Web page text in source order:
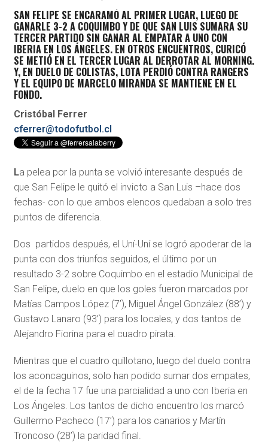
SAN FELIPE SE ENCARAMÓ AL PRIMER LUGAR, LUEGO DE
GANARLE 3-2 A COQUIMBO Y DE QUE SAN LUIS SUMARA SU
TERCER PARTIDO SIN GANAR AL EMPATAR A UNO CON
IBERIA EN LOS ÁNGELES. EN OTROS ENCUENTROS, CURICÓ
SE METIÓ EN EL TERCER LUGAR AL DERROTAR AL MORNING.
Y, EN DUELO DE COLISTAS, LOTA PERDIÓ CONTRA RANGERS
Y EL EQUIPO DE MARCELO MIRANDA SE MANTIENE EN EL
FONDO.
Cristóbal Ferrer
cferrer@todofutbol.cl
La pelea por la punta se volvió interesante después de
que San Felipe le quitó el invicto a San Luis –hace dos
fechas- con lo que ambos elencos quedaban a solo tres
puntos de diferencia.
Dos partidos después, el Uní-Uní se logró apoderar de la
punta con dos triunfos seguidos, el último por un
resultado 3-2 sobre Coquimbo en el estadio Municipal de
San Felipe, duelo en que los goles fueron marcados por
Matías Campos López (7’), Miguel Ángel González (88’) y
Gustavo Lanaro (93’) para los locales, y dos tantos de
Alejandro Fiorina para el cuadro pirata.
Mientras que el cuadro quillotano, luego del duelo contra
los aconcaguinos, solo han podido sumar dos empates,
el de la fecha 17 fue una parcialidad a uno con Iberia en
Los Ángeles. Los tantos de dicho encuentro los marcó
Guillermo Pacheco (17’) para los canarios y Martín
Troncoso (28’) la paridad final.